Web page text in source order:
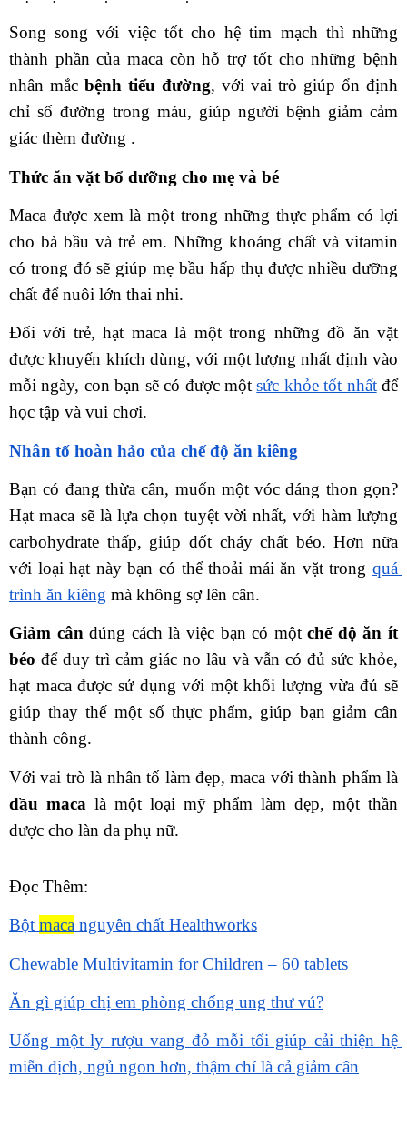
Song song với việc tốt cho hệ tim mạch thì những
thành phần của maca còn hỗ trợ tốt cho những bệnh
nhân mắc bệnh tiểu đường, với vai trò giúp ổn định
chỉ số đường trong máu, giúp người bệnh giảm cảm
giác thèm đường .
Thức ăn vặt bổ dưỡng cho mẹ và bé
Maca được xem là một trong những thực phẩm có lợi
cho bà bầu và trẻ em. Những khoáng chất và vitamin
có trong đó sẽ giúp mẹ bầu hấp thụ được nhiều dưỡng
chất để nuôi lớn thai nhi.
Đối với trẻ, hạt maca là một trong những đồ ăn vặt
được khuyến khích dùng, với một lượng nhất định vào
mỗi ngày, con bạn sẽ có được một sức khỏe tốt nhất để
học tập và vui chơi.
Nhân tố hoàn hảo của chế độ ăn kiêng
Bạn có đang thừa cân, muốn một vóc dáng thon gọn?
Hạt maca sẽ là lựa chọn tuyệt vời nhất, với hàm lượng
carbohydrate thấp, giúp đốt cháy chất béo. Hơn nữa
với loại hạt này bạn có thể thoải mái ăn vặt trong quá
trình ăn kiêng mà không sợ lên cân.
Giảm cân đúng cách là việc bạn có một chế độ ăn ít
béo để duy trì cảm giác no lâu và vẫn có đủ sức khỏe,
hạt maca được sử dụng với một khối lượng vừa đủ sẽ
giúp thay thế một số thực phẩm, giúp bạn giảm cân
thành công.
dầu maca là một loại mỹ phẩm làm đẹp, một thần
dược cho làn da phụ nữ.
Đọc Thêm:
Bột maca nguyên chất Healthworks
Chewable Multivitamin for Children – 60 tablets
Ăn gì giúp chị em phòng chống ung thư vú?
Uống một ly rượu vang đỏ mỗi tối giúp cải thiện hệ
miễn dịch, ngủ ngon hơn, thậm chí là cả giảm cân